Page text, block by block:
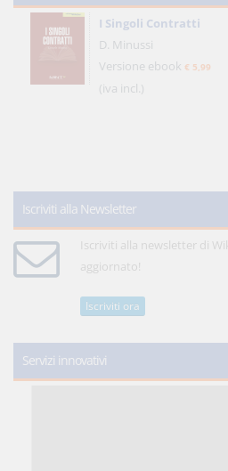
I Singoli Contratti
D. Minussi
Versione ebook € 5,99
(iva incl.)
Iscriviti alla Newsletter
Iscriviti alla newsletter di
aggiornato!
Iscriviti ora
Servizi innovativi